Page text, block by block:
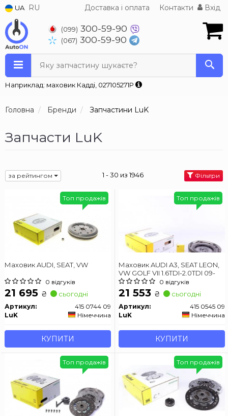
UA RU Доставка і оплата Контакти Вхід
(099) 300-59-90
(067) 300-59-90
Яку запчастину шукаєте?
Наприклад: маховик Кадді, 027105271P
Головна Бренди Запчастини LuK
Запчасти LuK
за рейтингом 1 - 30 из 1946 Фільтри
Маховик AUDI, SEAT, VW
0 відгуків
21 695 ₴ сьогодні
Артикул:
415 0744 09
LuK
Німеччина
КУПИТИ
Топ продажів
Маховик AUDI A3, SEAT LEON,
VW GOLF VII 1.6TDI-2.0TDI 09-
0 відгуків
21 553 ₴ сьогодні
Артикул:
415 0545 09
LuK
Німеччина
КУПИТИ
Топ продажів
Топ продажів Топ продажів